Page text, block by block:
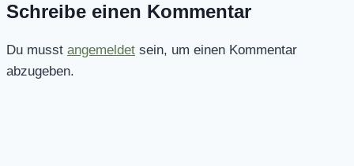
Schreibe einen Kommentar
Du musst angemeldet sein, um einen Kommentar
abzugeben.